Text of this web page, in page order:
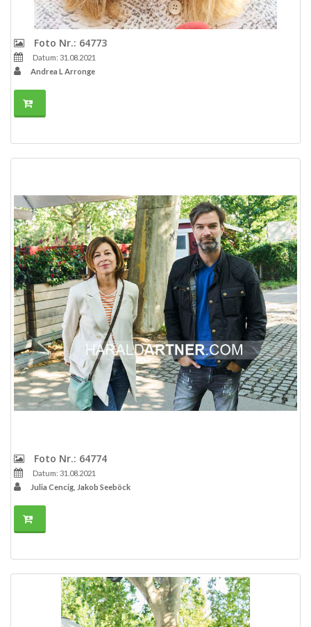
Foto Nr.: 64773
Datum: 31.08.2021
Andrea L Arronge
Foto Nr.: 64774
Datum: 31.08.2021
Julia Cencig, Jakob Seeböck